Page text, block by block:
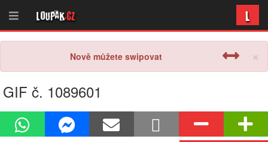
Loupak.cz L
×
Nově můžete swipovat
GIF č. 1089601